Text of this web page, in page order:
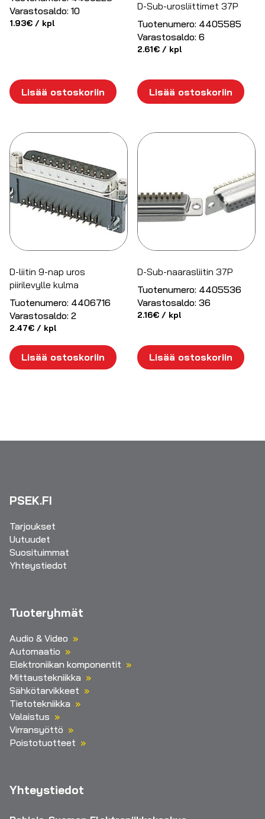
Varastosaldo: 10
1.93€ / kpl
Lisää ostoskoriin
D-Sub-urosliittimet 37P
Tuotenumero: 4405585
Varastosaldo: 6
2.61€ / kpl
Lisää ostoskoriin
D-liitin 9-nap uros
piirilevylle kulma
Tuotenumero: 4406716
Varastosaldo: 2
2.47€ / kpl
Lisää ostoskoriin
D-Sub-naarasliitin 37P
Tuotenumero: 4405536
Varastosaldo: 36
2.16€ / kpl
Lisää ostoskoriin
PSEK.FI
Tarjoukset
Uutuudet
Suosituimmat
Yhteystiedot
Tuoteryhmät
Audio & Video
Automaatio
Elektroniikan komponentit
Mittaustekniikka
Sähkötarvikkeet
Tietotekniikka
Valaistus
Virransyöttö
Poistotuotteet
Yhteystiedot